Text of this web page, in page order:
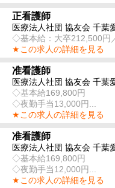
正看護師
医療法人社団 協友会 千葉
◇基本給：大卒212,500円
★この求人の詳細を見る
准看護師
医療法人社団 協友会 千葉
◇基本給169,800円
◇夜勤手当13,000円...
★この求人の詳細を見る
准看護師
医療法人社団 協友会 千葉
◇基本給169,800円
◇夜勤手当12,000円...
★この求人の詳細を見る